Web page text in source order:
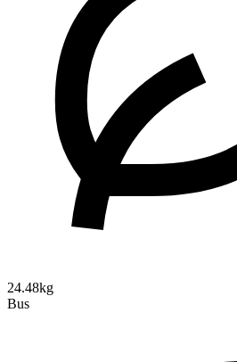
24.48kg
Bus